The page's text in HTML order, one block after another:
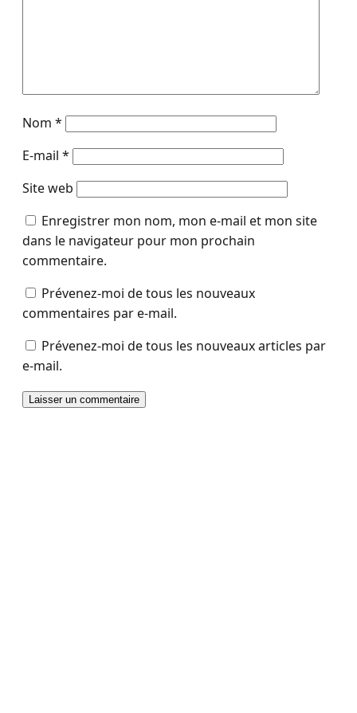
Nom *
E-mail *
Site web
Enregistrer mon nom, mon e-mail et mon site
dans le navigateur pour mon prochain
commentaire.
Prévenez-moi de tous les nouveaux
commentaires par e-mail.
Prévenez-moi de tous les nouveaux articles par
e-mail.